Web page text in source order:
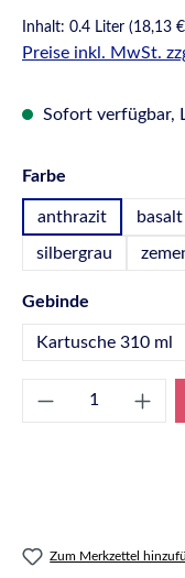
Inhalt: 0.4 Liter (18,13
Preise inkl. MwSt.
Sofort verfügbar,
Farbe
anthrazit basalt
silbergrau
Gebinde
Kartusche 310 ml
Produkt
Zum Merkzettel